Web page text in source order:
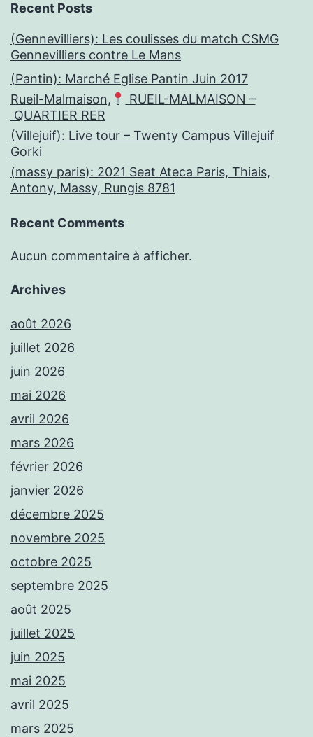
Recent Posts
(Gennevilliers): Les coulisses du match CSMG
Gennevilliers contre Le Mans
(Pantin): Marché Eglise Pantin Juin 2017
Rueil-Malmaison,
RUEIL-MALMAISON –
QUARTIER RER
(Villejuif): Live tour – Twenty Campus Villejuif
Gorki
(massy paris): 2021 Seat Ateca Paris, Thiais,
Antony, Massy, Rungis 8781
Recent Comments
Aucun commentaire à afficher.
Archives
août 2026
juillet 2026
juin 2026
mai 2026
avril 2026
mars 2026
février 2026
janvier 2026
décembre 2025
novembre 2025
octobre 2025
septembre 2025
août 2025
juillet 2025
juin 2025
mai 2025
avril 2025
mars 2025